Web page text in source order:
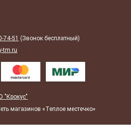
74-51 (Звонок бесплатный)
tm.ru
"Крокус"
магазинов «Теплое местечко»